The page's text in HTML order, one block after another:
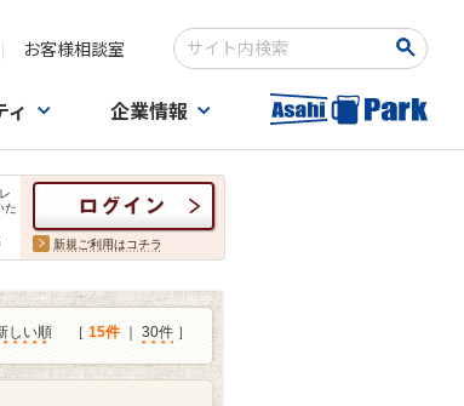
お客様相談室
検索キーワード入力
ィ 企業情報
た
新規ご利用はコチラ
しい順 ［ 15件｜ 30件 ］